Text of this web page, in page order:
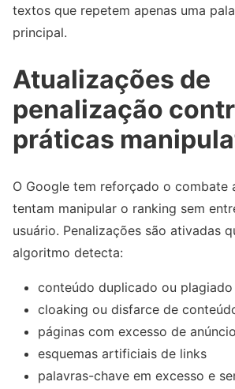
textos que repetem apenas uma
principal.
Atualizações de
penalização
práticas
O Google tem reforçado o combate
tentam manipular o ranking sem
usuário. Penalizações são ativadas
algoritmo detecta:
conteúdo duplicado ou plagiado
cloaking ou disfarce de
páginas com excesso de
esquemas artificiais de links
palavras-chave em excesso e